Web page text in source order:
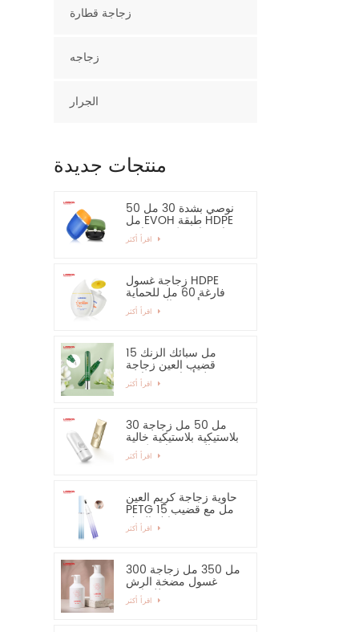
زجاجة قطارة
زجاجه
الجرار
منتجات جديدة
نوصي بشدة 30 مل 50
مل EVOH طبقة HDPE
زجاجة بلاستيكية بيضاوية
زجاجة غسول HDPE
فارغة 60 مل للحماية
من أشعة الشمس -
نوصي بشدة
15 مل سبائك الزنك
قضيب العين زجاجة
مصل أساسي وحاوية
30 مل 50 مل زجاجة
بلاستيكية بلاستيكية خالية
من الرش زجاجة كريم
اليد واقية من الشمس
حاوية زجاجة كريم العين
PETG 15 مل مع قضيب
سبائك الزنك
300 مل 350 مل زجاجة
غسول مضخة الرش
للشامبو